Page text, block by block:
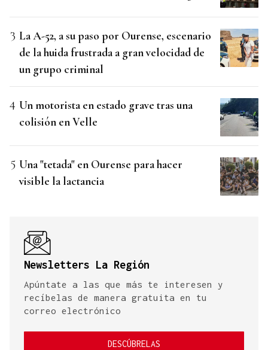
La A-52, a su paso por Ourense, escenario
de la huida frustrada a gran velocidad de
un grupo criminal
Un motorista en estado grave tras una
colisión en Velle
Una "tetada" en Ourense para hacer
visible la lactancia
Newsletters La Región
Apúntate a las que más te interesen y
recíbelas de manera gratuita en tu
correo electrónico
DESCÚBRELAS